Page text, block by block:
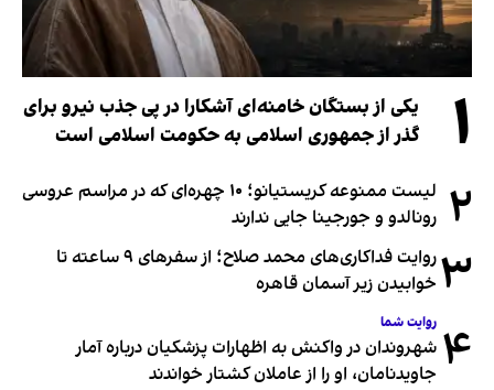
۱
یکی از بستگان خامنه‌ای آشکارا در پی جذب نیرو برای
گذر از جمهوری اسلامی به حکومت اسلامی است
۲
لیست ممنوعه کریستیانو؛ ۱۰ چهره‌ای که در مراسم عروسی
رونالدو و جورجینا جایی ندارند
۳
روایت فداکاری‌های محمد صلاح؛ از سفرهای ۹ ساعته تا
خوابیدن زیر آسمان قاهره
۴ روایت شما
شهروندان در واکنش به اظهارات پزشکیان درباره آمار
جاویدنامان، او را از عاملان کشتار خواندند